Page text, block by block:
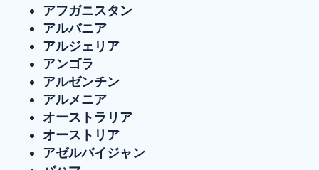
アフガニスタン
アルバニア
アルジェリア
アンゴラ
アルゼンチン
アルメニア
オーストラリア
オーストリア
アゼルバイジャン